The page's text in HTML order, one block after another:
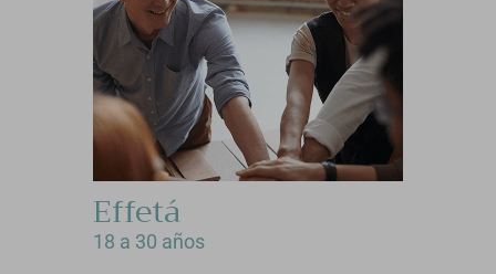
Effetá
18 a 30 años